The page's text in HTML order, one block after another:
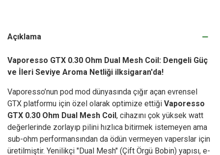
Açıklama
Vaporesso GTX 0.30 Ohm Dual Mesh Coil: Dengeli Güç
ve İleri Seviye Aroma Netliği ilksigaran'da!
Vaporesso’nun pod mod dünyasında çığır açan evrensel
GTX platformu için özel olarak optimize ettiği Vaporesso
GTX 0.30 Ohm Dual Mesh Coil , cihazını çok yüksek watt
değerlerinde zorlayıp pilini hızlıca bitirmek istemeyen ama
sub-ohm performansından da ödün vermeyen vaperslar için
üretilmiştir. Yenilikçi "Dual Mesh" (Çift Örgü Bobin) yapısı, e-